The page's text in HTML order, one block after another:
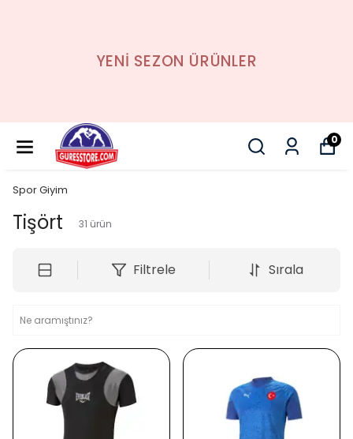
YENİ SEZON ÜRÜNLER
0
Spor Giyim
Tişört 31 ürün
Filtrele Sırala